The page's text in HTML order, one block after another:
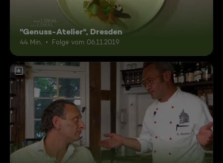
"Genuss-Atelier", Dresden
44 Min. Folge vom 06.11.2019
6